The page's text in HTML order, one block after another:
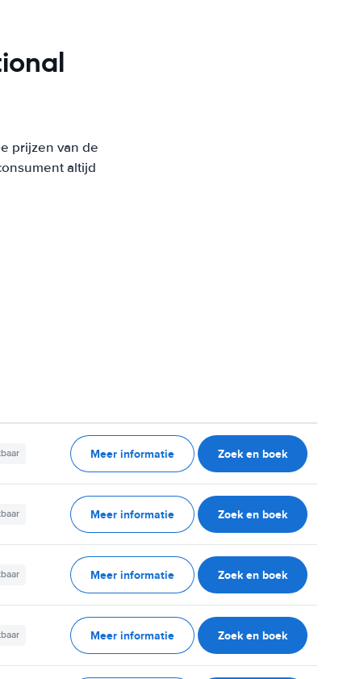
prijzen van de
altijd
Meer informatie Zoek en boek
Meer informatie Zoek en boek
Meer informatie Zoek en boek
Meer informatie Zoek en boek